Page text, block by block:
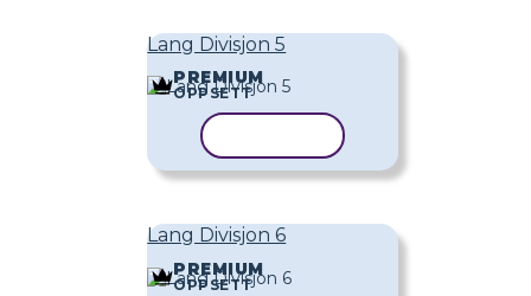
Lang Divisjon 5
PREMIUM
OPPSETT
Lang Divisjon 6
PREMIUM
OPPSETT